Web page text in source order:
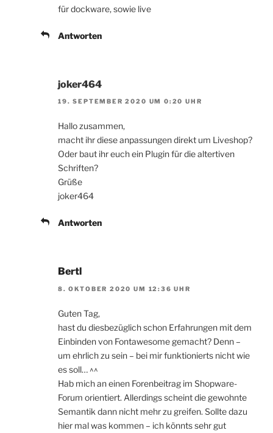
für dockware, sowie live
Antworten
joker464
19. SEPTEMBER 2020 UM 0:20 UHR
Hallo zusammen,
macht ihr diese anpassungen direkt um Liveshop?
Oder baut ihr euch ein Plugin für die altertiven
Schriften?
Grüße
joker464
Antworten
Bertl
8. OKTOBER 2020 UM 12:36 UHR
Guten Tag,
hast du diesbezüglich schon Erfahrungen mit dem
Einbinden von Fontawesome gemacht? Denn –
um ehrlich zu sein – bei mir funktionierts nicht wie
es soll… ^^
Hab mich an einen Forenbeitrag im Shopware-
Forum orientiert. Allerdings scheint die gewohnte
Semantik dann nicht mehr zu greifen. Sollte dazu
hier mal was kommen – ich könnts sehr gut